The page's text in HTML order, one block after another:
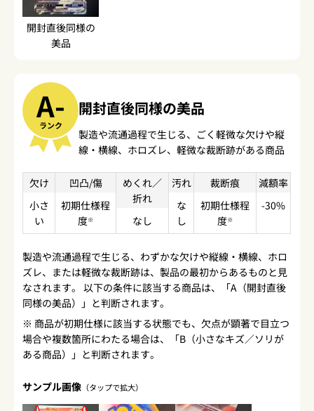
開封直後同様の
美品
A-
ランク
開封直後同様の美品
製造や流通過程で生じる、ごく軽微な欠けや縦
線・横線、ホロズレ、軽微な裁断跡がある商品
欠け
小さ
い
凹凸/傷
初期仕様程
度※
めくれ／
折れ
なし
汚れ
な
し
裁断痕
初期仕様程
度※
減額率
-30%
製造や流通過程で生じる、わずかな欠けや縦線・横線、ホロ
ズレ、または軽微な裁断跡は、製品の最初からあるものと見
なされます。 以下の条件に該当する商品は、「A（開封直後
同様の美品）」と判断されます。
※ 商品が初期仕様に該当する状態でも、欠点が顕著で目立つ
場合や複数箇所にわたる場合は、「B（小さなキズ／ソリが
ある商品）」と判断されます。
サンプル画像 （タップで拡大）